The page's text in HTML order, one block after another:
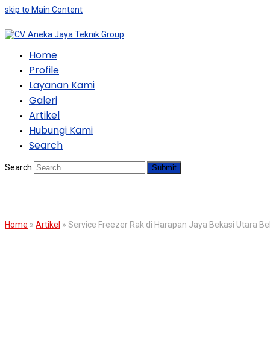
skip to Main Content
Home
Profile
Layanan Kami
Galeri
Artikel
Hubungi Kami
Search
Search Submit
Home » Artikel » Service Freezer Rak di Harapan Jaya Bekasi Utara